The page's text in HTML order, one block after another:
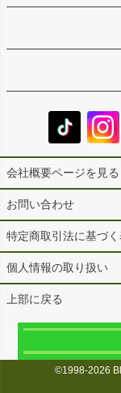
会社概要ページを見る
お問い合わせ
特定商取引法に基づ
個人情報の取り扱い
上部に戻る
©1998-2026